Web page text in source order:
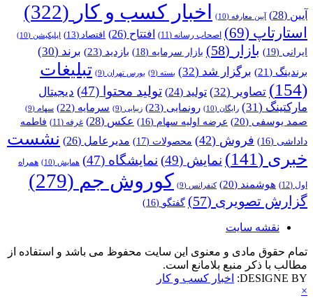
آیین (28) آیین معارفه (10) اخبار کسب و کار (322)
استارتاپ (69) اصحاب رسانه (11) افتتاح (26) اقتصاد (13) اپلیکیشن (10)
ایرانی (19) بازار (58) بازار سرمایه (18) بازدید (23) برند (30)
برندینگ (21) برگزار شد (32) بسته (9) بورس تهران (9)
تبلیغات
(154)
تصاویر (32) تولید (24) تولید محتوا (47)
دیجیتال
مارکتینگ (31) رایگان (10) رونمایی (23) زیبایی (9) سرمایه (22) سهام (9)
صمد یوسفی (20) عرضه اولیه سهام (16) عکس (28) غرفه (11)
فاطمه
داداشی (16) فروش (42) محصولات (17) مدیرعامل (26)
نشست
خبری (141) نمایش (49) نمایشگاه (47) همایش (10) همراه
اول (12) هوشمند (20) کنفرانس (9) کوروش جم (279)
گزارش تصویری (57) گفتگو (16)
نقشه سایت
تمام حقوق مادی و معنوی این سایت محفوظ می باشد و استفاده از
مطالب با ذکر منبع بلامانع است.
DESIGNE BY:
اخبار کسب و کار
×